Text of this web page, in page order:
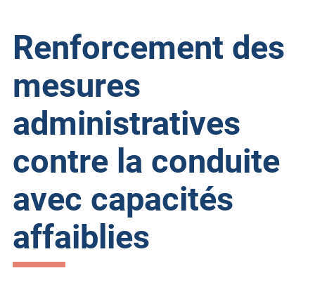
Renforcement des
mesures
administratives
contre la conduite
avec capacités
affaiblies